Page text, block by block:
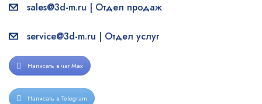
sales@3d-m.ru | Отдел продаж
service@3d-m.ru | Отдел услуг
Написать в чат Max
Написать в Telegram